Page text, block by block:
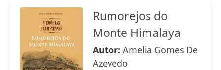
Rumorejos do
Monte Himalaya
Autor: Amelia Gomes De
Azevedo